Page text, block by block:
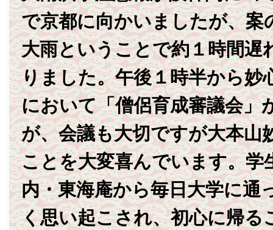
で京都に向かいましたが、案
大雨ということで約１時間遅
りました。午後１時半から妙
において「僧侶育成審議会」
が、会議も大切ですが大本山
ことを大変喜んでいます。学
内・東海庵から毎日大学に通
く思い起こされ、初心に帰る